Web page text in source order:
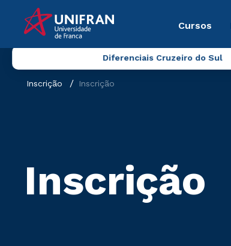
Cursos
Diferenciais Cruzeiro do Sul
Inscrição Inscrição
Inscrição